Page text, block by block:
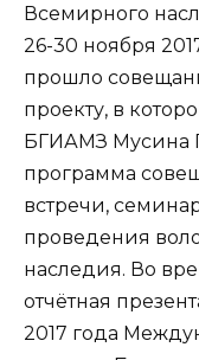
Всемирного
26-30 ноября
прошло
проекту, в
БГИАМЗ Мусина
программа
встречи,
проведения
наследия. Во
отчётная
2017 года